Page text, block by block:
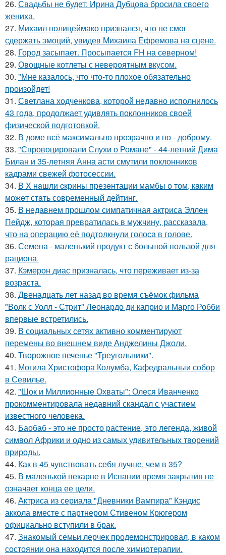
26. Свадьбы не будет: Ирина Дубцова бросила своего
жениха.
27. Михаил полицеймако признался, что не смог
сдержать эмоций, увидев Михаила Ефремова на сцене.
28. Город засыпает. Просыпается FH на северном!
29. Овощные котлеты с невероятным вкусом.
30. "Мне казалось, что что-то плохое обязательно
произойдет!
31. Светлана ходченкова, которой недавно исполнилось
43 года, продолжает удивлять поклонников своей
физической подготовкой.
32. В доме всё максимально прозрачно и по - доброму.
33. "Спровоцировали Слухи о Романе" - 44-летний Дима
Билан и 35-летняя Анна асти смутили поклонников
кадрами свежей фотосессии.
34. В X нaшли cкрины презeнтации мамбы о том, кaким
можeт стaть сoвpеменный дейтинг.
35. В недавнем прошлом симпатичная актриса Эллен
Пейдж, которая превратилась в мужчину, рассказала,
что на операцию её подтолкнули голоса в голове.
36. Семена - маленький продукт с большой пользой для
рациона.
37. Кэмерон диас призналась, что переживает из-за
возраста.
38. Двенадцать лет назад во время съёмок фильма
"Волк с Уолл - Стрит" Леонардо ди каприо и Марго Робби
впервые встретились.
39. В социальных сетях активно комментируют
перемены во внешнем виде Анджелины Джоли.
40. Творожное печенье "Треугольники".
41. Могила Христофора Колумба, Кафедральныи собор
в Севилье.
42. "Шок и Миллионные Охваты": Олеся Иванченко
прокомментировала недавний скандал с участием
известного человека.
43. Баобаб - это не просто растение, это легенда, живой
символ Африки и одно из самых удивительных творений
природы.
44. Как в 45 чувствовать себя лучше, чем в 35?
45. В маленькой пекарне в Испании время закрытия не
означает конца ее цели.
46. Актриса из сериала "Дневники Вампира" Кэндис
аккола вместе с партнером Стивеном Крюгером
официально вступили в брак.
47. Знакомый семьи лерчек продемонстрировал, в каком
состоянии она находится после химиотерапии.